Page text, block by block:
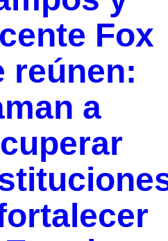
Fox
reúnen:
a